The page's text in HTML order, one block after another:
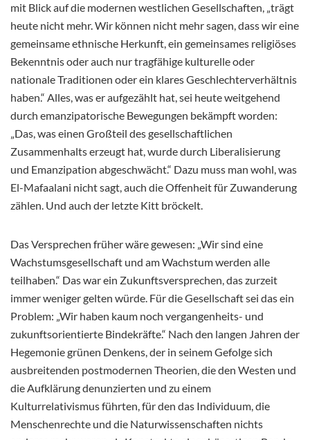
mit Blick auf die modernen westlichen Gesellschaften, „trägt
heute nicht mehr. Wir können nicht mehr sagen, dass wir eine
gemeinsame ethnische Herkunft, ein gemeinsames religiöses
Bekenntnis oder auch nur tragfähige kulturelle oder
nationale Traditionen oder ein klares Geschlechterverhältnis
haben.“ Alles, was er aufgezählt hat, sei heute weitgehend
durch emanzipatorische Bewegungen bekämpft worden:
„Das, was einen Großteil des gesellschaftlichen
Zusammenhalts erzeugt hat, wurde durch Liberalisierung
und Emanzipation abgeschwächt.“ Dazu muss man wohl, was
El-Mafaalani nicht sagt, auch die Offenheit für Zuwanderung
zählen. Und auch der letzte Kitt bröckelt.
Das Versprechen früher wäre gewesen: „Wir sind eine
Wachstumsgesellschaft und am Wachstum werden alle
teilhaben.“ Das war ein Zukunftsversprechen, das zurzeit
immer weniger gelten würde. Für die Gesellschaft sei das ein
Problem: „Wir haben kaum noch vergangenheits- und
zukunftsorientierte Bindekräfte.“ Nach den langen Jahren der
Hegemonie grünen Denkens, der in seinem Gefolge sich
ausbreitenden postmodernen Theorien, die den Westen und
die Aufklärung denunzierten und zu einem
Kulturrelativismus führten, für den das Individuum, die
Menschenrechte und die Naturwissenschaften nichts